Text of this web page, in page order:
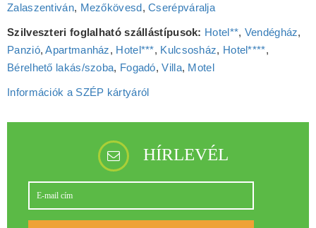
Zalaszentiván, Mezőkövesd,Cserépváralja
Szilveszteri foglalható szállástípusok: Hotel**, Vendégház,
Panzió,Apartmanház, Hotel***, Kulcsosház, Hotel****,
Bérelhető lakás/szoba, Fogadó,Villa, Motel
Információk a SZÉP kártyáról
HÍRLEVÉL